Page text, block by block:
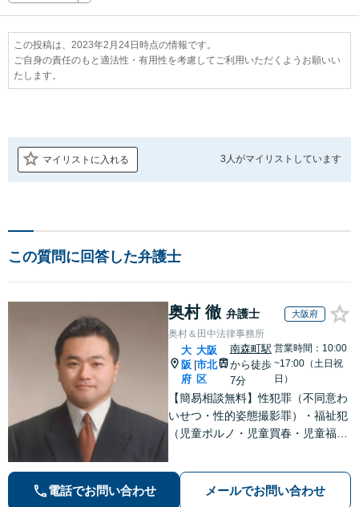
この投稿は、2023年2月24日時点の情報です。
ご自身の責任のもと適法性・有用性を考慮してご利用いただくようお願いい
たします。
マイリストに入れる 3人がマイリストしています
この質問に回答した弁護士
奥村 徹 弁護士 大阪府
奥村＆田中法律事務所
大
阪
府
大阪
市北
区
南森町駅
から徒歩
7分
営業時間：10:00
~17:00（土日祝
日）
【簡易相談無料】性犯罪（不同意わ
いせつ・性的姿態撮影罪）・福祉犯
（児童ポルノ・児童買春・児童福祉
等）に非常に詳しい弁護士です
電話でお問い合わせ メールでお問い合わせ